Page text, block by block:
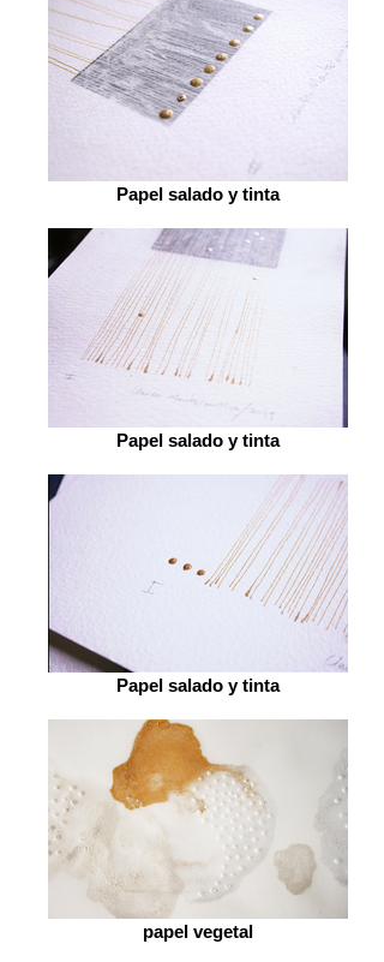
Papel salado y tinta
Papel salado y tinta
Papel salado y tinta
papel vegetal